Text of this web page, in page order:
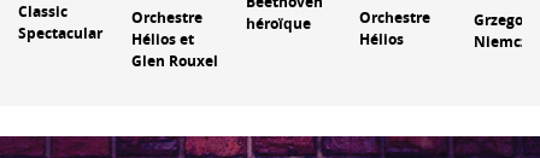
Classic
Spectacular
Orchestre
Hélios et
Glen Rouxel
héroïque
Orchestre
Hélios
Grzegorz